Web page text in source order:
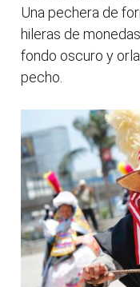
Una pechera de
hileras de
fondo oscuro y
pecho.